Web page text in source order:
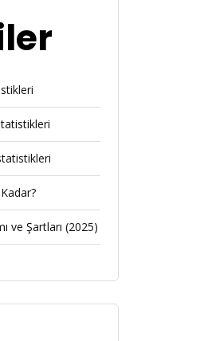
ve Şartları (2025)